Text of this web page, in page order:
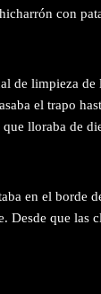
con
de limpieza
el trapo
lloraba de
en el borde
Desde que las